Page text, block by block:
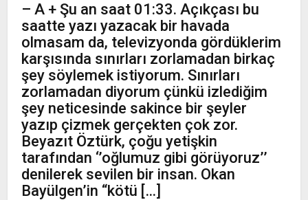
– A + Şu an saat 01:33. Açıkçası bu
saatte yazı yazacak bir havada
olmasam da, televizyonda gördüklerim
karşısında sınırları zorlamadan birkaç
şey söylemek istiyorum. Sınırları
zorlamadan diyorum çünkü izlediğim
şey neticesinde sakince bir şeyler
yazıp çizmek gerçekten çok zor.
Beyazıt Öztürk, çoğu yetişkin
tarafından ‘’oğlumuz gibi görüyoruz’’
denilerek sevilen bir insan. Okan
Bayülgen’in “kötü […]